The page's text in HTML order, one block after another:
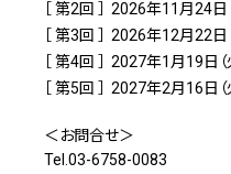
［ 第2回 ］
2026年11月24日（
［ 第3回 ］
2026年12月22日（
［ 第4回 ］
2027年1月19日（
［ 第5回 ］
2027年2月16日（
＜お問合せ＞
Tel.03-6758-0083